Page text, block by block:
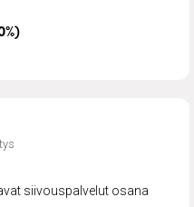
Siivouspalvelu
siivouspalvelut osana